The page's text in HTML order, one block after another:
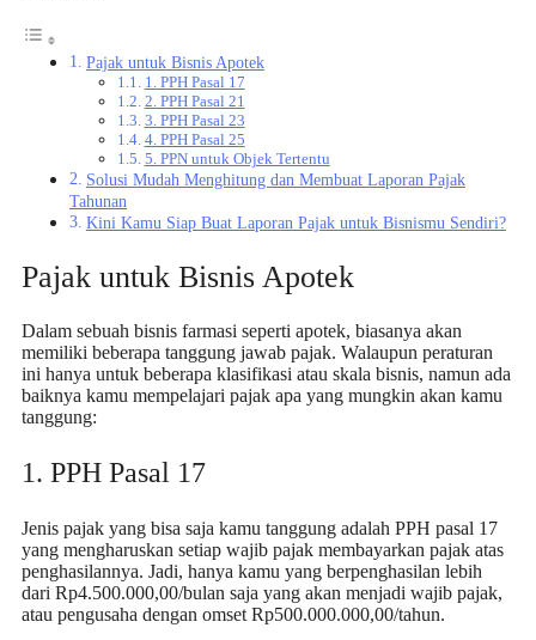
Pajak untuk Bisnis Apotek
1. PPH Pasal 17
2. PPH Pasal 21
3. PPH Pasal 23
4. PPH Pasal 25
5. PPN untuk Objek Tertentu
Solusi Mudah Menghitung dan Membuat Laporan Pajak
Tahunan
Kini Kamu Siap Buat Laporan Pajak untuk Bisnismu Sendiri?
Pajak untuk Bisnis Apotek
Dalam sebuah bisnis farmasi seperti apotek, biasanya akan
memiliki beberapa tanggung jawab pajak. Walaupun peraturan
ini hanya untuk beberapa klasifikasi atau skala bisnis, namun ada
baiknya kamu mempelajari pajak apa yang mungkin akan kamu
tanggung:
1. PPH Pasal 17
Jenis pajak yang bisa saja kamu tanggung adalah PPH pasal 17
yang mengharuskan setiap wajib pajak membayarkan pajak atas
penghasilannya. Jadi, hanya kamu yang berpenghasilan lebih
dari Rp4.500.000,00/bulan saja yang akan menjadi wajib pajak,
atau pengusaha dengan omset Rp500.000.000,00/tahun.